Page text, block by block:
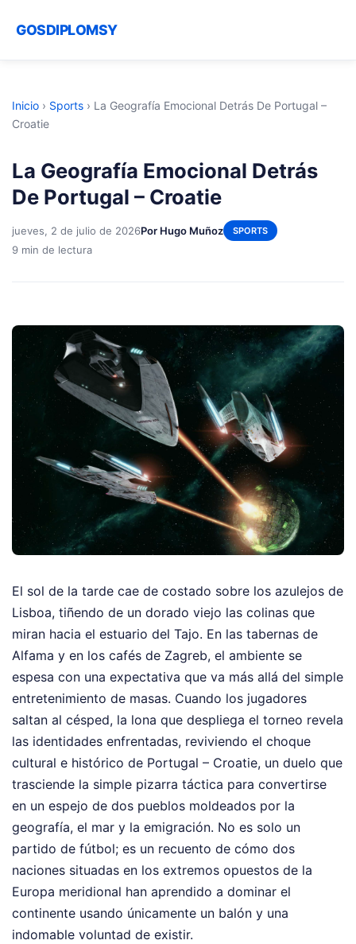
GOSDIPLOMSY
Inicio › Sports › La Geografía Emocional Detrás De Portugal –
Croatie
La Geografía Emocional Detrás
De Portugal – Croatie
jueves, 2 de julio de 2026Por Hugo Muñoz SPORTS
9 min de lectura
El sol de la tarde cae de costado sobre los azulejos de
Lisboa, tiñendo de un dorado viejo las colinas que
miran hacia el estuario del Tajo. En las tabernas de
Alfama y en los cafés de Zagreb, el ambiente se
espesa con una expectativa que va más allá del simple
entretenimiento de masas. Cuando los jugadores
saltan al césped, la lona que despliega el torneo revela
las identidades enfrentadas, reviviendo el choque
cultural e histórico de Portugal – Croatie, un duelo que
trasciende la simple pizarra táctica para convertirse
en un espejo de dos pueblos moldeados por la
geografía, el mar y la emigración. No es solo un
partido de fútbol; es un recuento de cómo dos
naciones situadas en los extremos opuestos de la
Europa meridional han aprendido a dominar el
continente usando únicamente un balón y una
indomable voluntad de existir.